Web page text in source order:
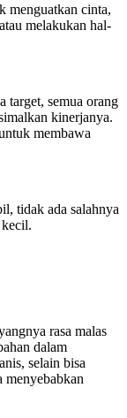
menguatkan cinta,
melakukan hal-
target, semua orang
kinerjanya.
membawa
tidak ada salahnya
rasa malas
dalam
selain bisa
menyebabkan